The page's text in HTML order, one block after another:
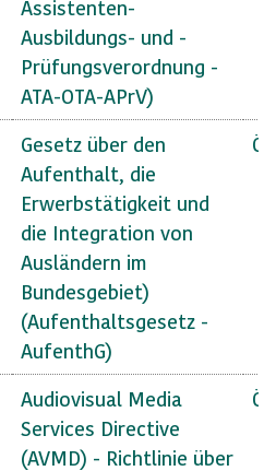
Assistenten-
Ausbildungs- und -
Prüfungsverordnung -
ATA-OTA-APrV)
Gesetz über den
Aufenthalt, die
Erwerbstätigkeit und
die Integration von
Ausländern im
Bundesgebiet)
(Aufenthaltsgesetz -
AufenthG)
Audiovisual Media
Services Directive
(AVMD) - Richtlinie über